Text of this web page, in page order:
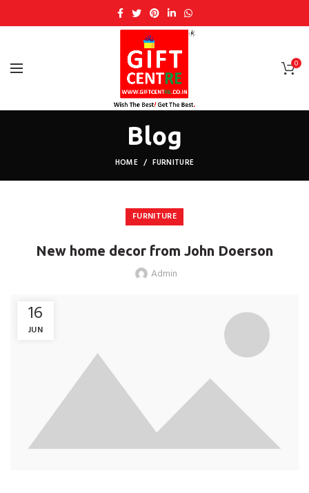
0
Blog
HOME FURNITURE
FURNITURE
New home decor from John Doerson
Admin
16
JUN